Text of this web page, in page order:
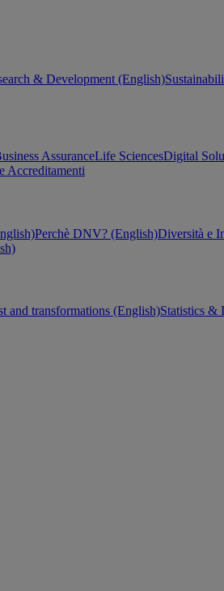
& Development (English)
AssuranceLife SciencesDigital
Accreditamenti
Perchè DNV? (English)Diversità e
and transformations (English)Statistics &